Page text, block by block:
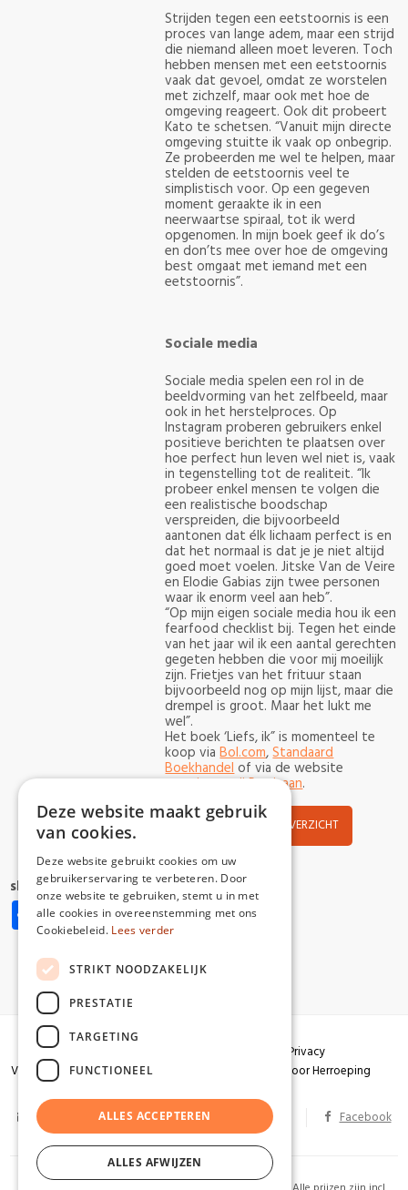
Strijden tegen een eetstoornis is een
proces van lange adem, maar een strijd
die niemand alleen moet leveren. Toch
hebben mensen met een eetstoornis
vaak dat gevoel, omdat ze worstelen
met zichzelf, maar ook met hoe de
omgeving reageert. Ook dit probeert
Kato te schetsen. “Vanuit mijn directe
omgeving stuitte ik vaak op onbegrip.
Ze probeerden me wel te helpen, maar
stelden de eetstoornis veel te
simplistisch voor. Op een gegeven
moment geraakte ik in een
neerwaartse spiraal, tot ik werd
opgenomen. In mijn boek geef ik do’s
en don’ts mee over hoe de omgeving
best omgaat met iemand met een
eetstoornis”.
Sociale media
Sociale media spelen een rol in de
beeldvorming van het zelfbeeld, maar
ook in het herstelproces. Op
Instagram proberen gebruikers enkel
positieve berichten te plaatsen over
hoe perfect hun leven wel niet is, vaak
in tegenstelling tot de realiteit. “Ik
probeer enkel mensen te volgen die
een realistische boodschap
verspreiden, die bijvoorbeeld
aantonen dat élk lichaam perfect is en
dat het normaal is dat je je niet altijd
goed moet voelen. Jitske Van de Veire
en Elodie Gabias zijn twee personen
waar ik enorm veel aan heb”.
“Op mijn eigen sociale media hou ik een
fearfood checklist bij. Tegen het einde
van het jaar wil ik een aantal gerechten
gegeten hebben die voor mij moeilijk
zijn. Frietjes van het frituur staan
bijvoorbeeld nog op mijn lijst, maar die
drempel is groot. Maar het lukt me
wel”.
Het boek ‘Liefs, ik” is momenteel te
koop viaBol.com,Standaard
Boekhandelof via de website
vanuitgeverij Partizaan.
NIEUWS OVERZICHT
share:
ShareFacebook
X PinterestWhatsApp
Algemene voorwaarden
Privacy
Verzendingen
Herroepingsrecht Formulier voor Herroeping
info@partizaan.be BTW BE 0586.813.178 Facebook
Deze website maakt gebruik
van cookies.
Deze website gebruikt cookies om uw
gebruikerservaring te verbeteren. Door
onze website te gebruiken, stemt u in met
alle cookies in overeenstemming met ons
Cookiebeleid. Lees verder
STRIKT NOODZAKELIJK
PRESTATIE
TARGETING
FUNCTIONEEL
ALLES ACCEPTEREN
ALLES AFWIJZEN